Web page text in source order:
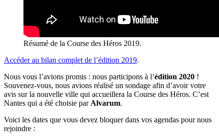
Résumé de la Course des Héros 2019.
Accéder au bilan complet de l’édition 2019.
Nous vous l’avions promis : nous participons à l’édition 2020 !
Souvenez-vous, nous avions réalisé un sondage afin d’avoir votre
avis sur la nouvelle ville qui accueillera la Course des Héros. C’est
Nantes qui a été choisie par Alvarum.
Voici les dates que vous devez bloquer dans vos agendas pour nous
rejoindre :